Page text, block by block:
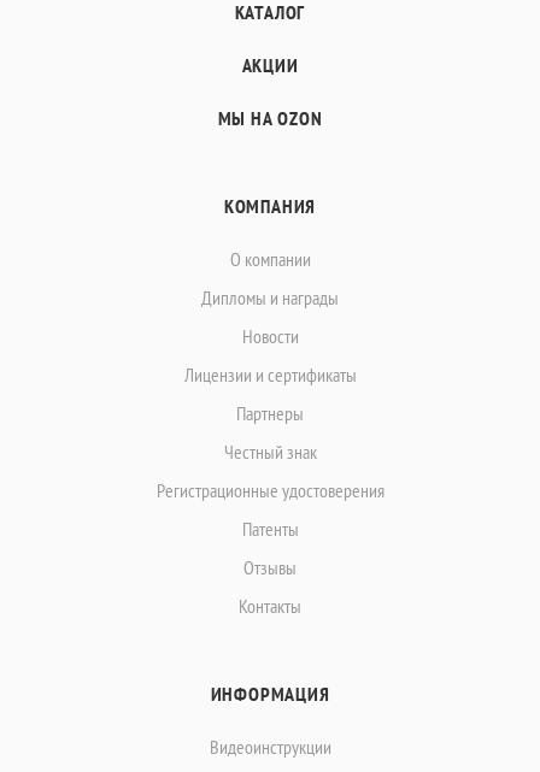
КАТАЛОГ
АКЦИИ
МЫ НА OZON
КОМПАНИЯ
О компании
Дипломы и награды
Новости
Лицензии и сертификаты
Партнеры
Честный знак
Регистрационные удостоверения
Патенты
Отзывы
Контакты
ИНФОРМАЦИЯ
Видеоинструкции